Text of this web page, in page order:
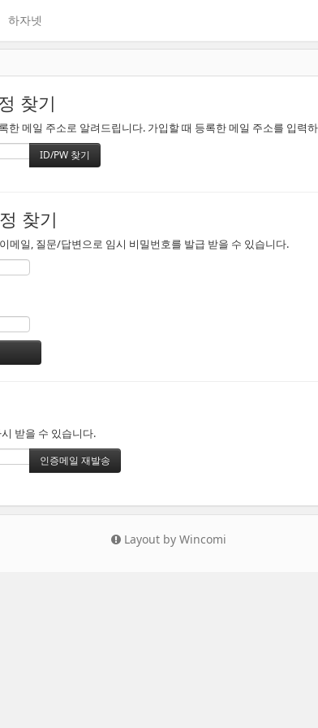
하자넷
찾기
한 메일 주소로 알려드립니다. 가입할 때 등록한 메일 주소를 입력
찾기
메일, 질문/답변으로 임시 비밀번호를 발급 받을 수 있습니다.
받을 수 있습니다.
Layout by Wincomi